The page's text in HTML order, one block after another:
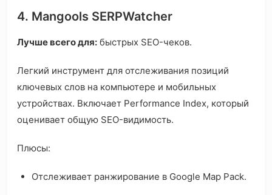
4. Mangools SERPWatcher
Лучше всего для: быстрых SEO-чеков.
Легкий инструмент для отслеживания позиций
ключевых слов на компьютере и мобильных
устройствах. Включает Performance Index, который
оценивает общую SEO-видимость.
Плюсы:
Отслеживает ранжирование в Google Map Pack.